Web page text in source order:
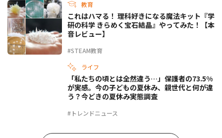
教育
#STEAM教育
これはハマる！ 理科好きになる魔法キット『学
研の科学 きらめく宝石結晶』やってみた！【本
音レビュー】
ライフ
#トレンドニュース
「私たちの頃とは全然違う…」保護者の73.5%
が実感。今の子どもの夏休み、親世代と何が違
う？今どきの夏休み実態調査